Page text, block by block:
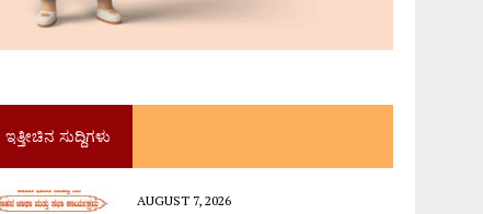
ಇತ್ತೀಚಿನ ಸುದ್ದಿಗಳು
AUGUST 7, 2026